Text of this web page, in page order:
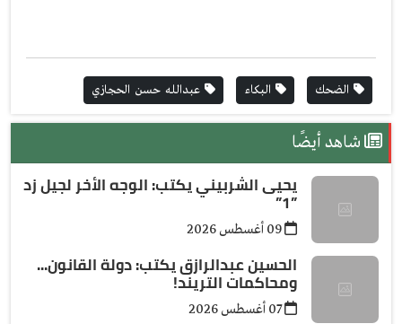
الضحك البكاء عبدالله حسن الحجازي
شاهد أيضًا
يحيى الشربيني يكتب: الوجه الأخر لجيل زد
”1”
الحسين عبدالرازق يكتب: دولة القانون...
ومحاكمات التريند!
07 أغسطس 2026